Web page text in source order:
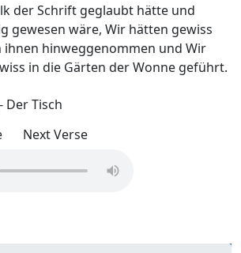
der Schrift geglaubt hätte und
gewesen wäre, Wir hätten gewiss
ihnen hinweggenommen und Wir
in die Gärten der Wonne geführt.
Der Tisch
Next Verse